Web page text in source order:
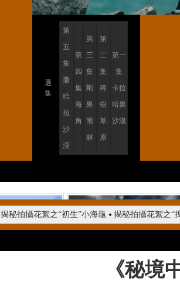
選
集
第
五
集
撒
哈
拉
沙
漠
第
四
集
海
角
第
三
集
剛
果
雨
林
第
二
集
稀
樹
草
原
第一
集
卡拉
哈裏
沙漠
揭秘拍攝花絮之“初生”小海龜 揭秘拍攝花絮之“
《秘